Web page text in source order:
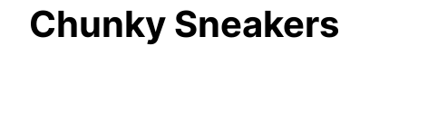
Chunky Sneakers